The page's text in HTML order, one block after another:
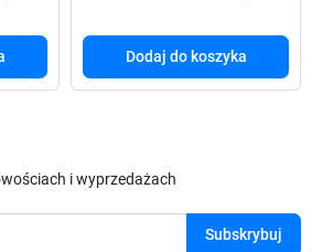
Dodaj do koszyka
i wyprzedażach